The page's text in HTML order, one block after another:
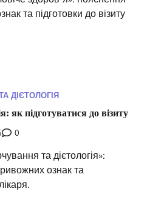
та підготовки до візиту
ДІЄТОЛОГІЯ
як підготуватися до візиту
0
та дієтологія»:
ознак та